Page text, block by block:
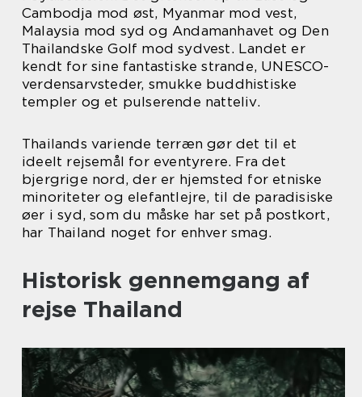
Cambodja mod øst, Myanmar mod vest,
Malaysia mod syd og Andamanhavet og Den
Thailandske Golf mod sydvest. Landet er
kendt for sine fantastiske strande, UNESCO-
verdensarvsteder, smukke buddhistiske
templer og et pulserende natteliv.
Thailands variende terræn gør det til et
ideelt rejsemål for eventyrere. Fra det
bjergrige nord, der er hjemsted for etniske
minoriteter og elefantlejre, til de paradisiske
øer i syd, som du måske har set på postkort,
har Thailand noget for enhver smag.
Historisk gennemgang af
rejse Thailand